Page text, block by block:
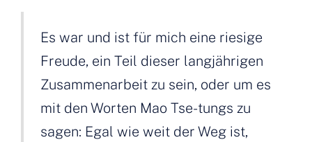
Es war und ist für mich eine riesige
Freude, ein Teil dieser langjährigen
Zusammenarbeit zu sein, oder um es
mit den Worten Mao Tse-tungs zu
sagen: Egal wie weit der Weg ist,